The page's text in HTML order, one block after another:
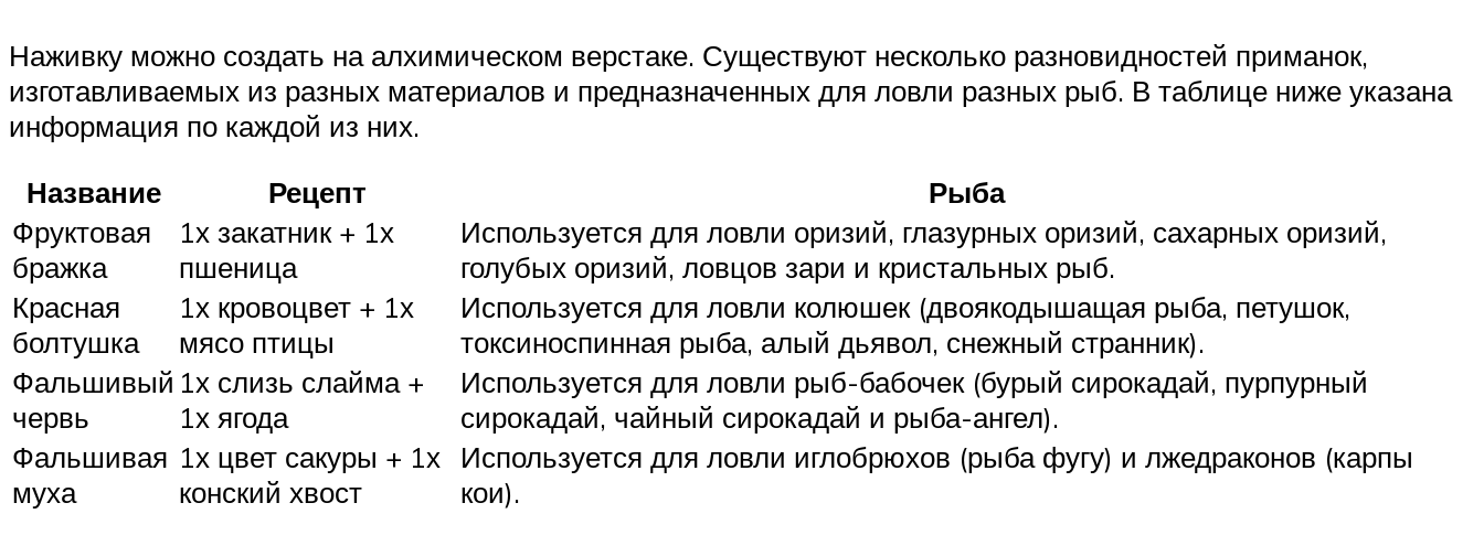
Наживку можно создать на алхимическом верстаке. Существуют несколько разновидностей приманок,
изготавливаемых из разных материалов и предназначенных для ловли разных рыб. В таблице ниже указана
информация по каждой из них.
Название
Рецепт
Рыба
Фруктовая
бражка
1х закатник + 1х
пшеница
Используется для ловли оризий, глазурных оризий, сахарных оризий,
голубых оризий, ловцов зари и кристальных рыб.
Красная
болтушка
1х кровоцвет + 1х
мясо птицы
Используется для ловли колюшек (двоякодышащая рыба, петушок,
токсиноспинная рыба, алый дьявол, снежный странник).
Фальшивый
червь
1х слизь слайма +
1х ягода
Используется для ловли рыб-бабочек (бурый сирокадай, пурпурный
сирокадай, чайный сирокадай и рыба-ангел).
Фальшивая
муха
1х цвет сакуры + 1х
конский хвост
Используется для ловли иглобрюхов (рыба фугу) и лжедраконов (карпы
кои).